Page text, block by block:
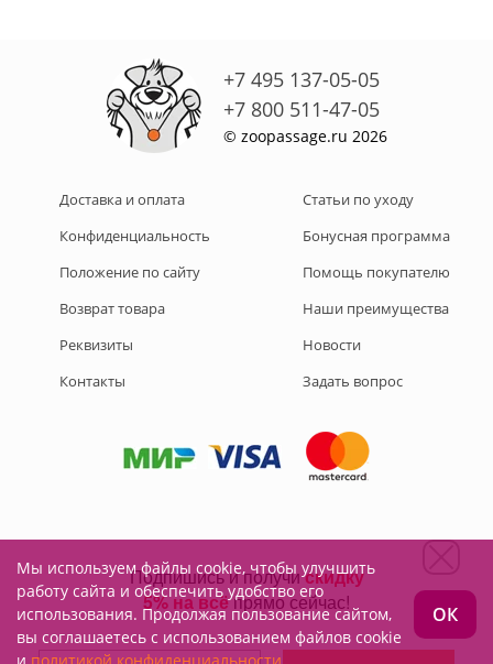
+7 495 137-05-05
+7 800 511-47-05
© zoopassage.ru 2026
Доставка и оплата
Конфиденциальность
Положение по сайту
Возврат товара
Реквизиты
Контакты
Статьи по уходу
Бонусная программа
Помощь покупателю
Наши преимущества
Новости
Задать вопрос
Подписывайтесь на нас:
Мы используем файлы cookie, чтобы улучшить
работу сайта и обеспечить удобство его
использования. Продолжая пользование сайтом,
вы соглашаетесь с использованием файлов cookie
ОК